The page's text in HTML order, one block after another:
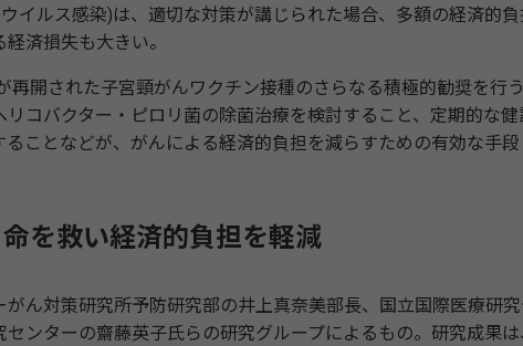
イルス感染)は、適切な対策が講じられた場合、多額の経済的
済損失も大きい。
開された子宮頸がんワクチン接種のさらなる積極的勧奨を行
コバクター・ピロリ菌の除菌治療を検討すること、定期的な
ことなどが、がんによる経済的負担を減らすための有効な手段
を救い経済的負担を軽減
ん対策研究所予防研究部の井上真奈美部長、国立国際医療研
ンターの齋藤英子氏らの研究グループによるもの。研究成果は